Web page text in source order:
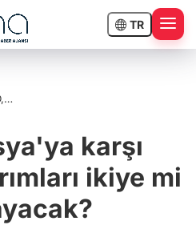
TR
mi
karşı
ikiye mi